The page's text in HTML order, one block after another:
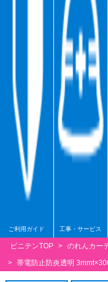
ご利用ガイド 工事・サービス
ビニテンTOP > のれんカー
>
帯電防止防炎透明
原反カット販売
戻る
パートナー募集
戻る